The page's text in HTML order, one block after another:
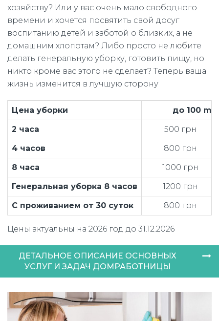
хозяйству? Или у вас очень мало свободного
времени и хочется посвятить свой досуг
воспитанию детей и заботой о близких, а не
домашним хлопотам? Либо просто не любите
делать генеральную уборку, готовить пищу, но
никто кроме вас этого не сделает? Теперь ваша
жизнь изменится в лучшую сторону
Цена уборки до 100 m²
2 часа 500 грн
4 часов 800 грн
8 часа 1000 грн
Генеральная уборка 8 часов 1200 грн
С проживанием от 30 суток 800 грн
Цены актуальны на 2026 год до 31.12.2026
ДЕТАЛЬНОЕ ОПИСАНИЕ ОСНОВНЫХ
УСЛУГ И ЗАДАЧ ДОМРАБОТНИЦЫ